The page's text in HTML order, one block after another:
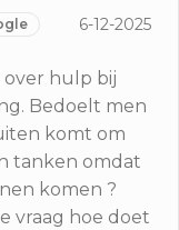
6-12-2025
over hulp bij
Bedoelt men
komt om
tanken omdat
komen ?
vraag hoe doet